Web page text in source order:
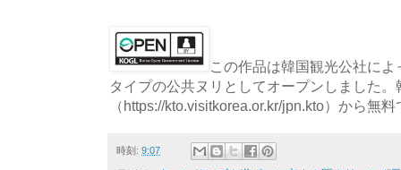
この作品は韓国観光公社に
タイプの公共ヌリとしてオープンしました。
（https://kto.visitkorea.or.kr/jpn.kto）から無
時刻: 9:07